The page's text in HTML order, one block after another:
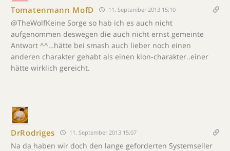
Tomatenmann MofD 11. September 2013 15:10
@TheWolfKeine Sorge so hab ich es auch nicht
aufgenommen deswegen die auch nicht ernst gemeinte
Antwort ^^…hätte bei smash auch lieber noch einen
anderen charakter gehabt als einen klon-charakter..einer
hätte wirklich gereicht.
DrRodriges 11. September 2013 15:07
Na da haben wir doch den lange geforderten Systemseller